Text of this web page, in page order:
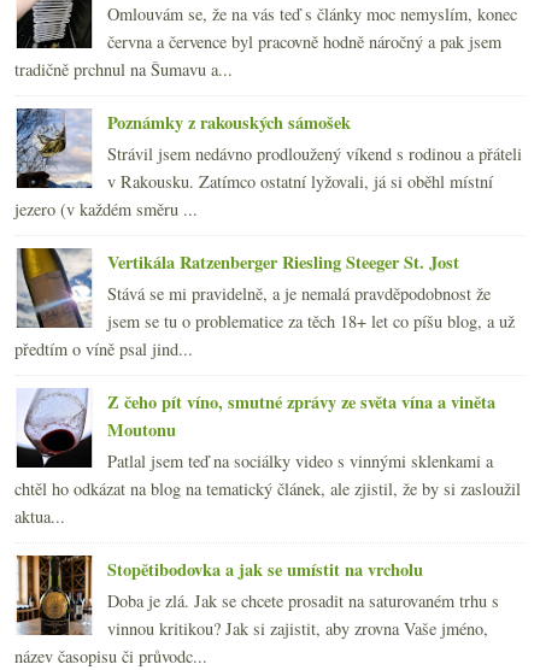
Omlouvám se, že na vás teď s články moc nemyslím, konec
června a července byl pracovně hodně náročný a pak jsem
tradičně prchnul na Šumavu a...
Poznámky z rakouských sámošek
Strávil jsem nedávno prodloužený víkend s rodinou a přáteli
v Rakousku. Zatímco ostatní lyžovali, já si oběhl místní
jezero (v každém směru ...
Vertikála Ratzenberger Riesling Steeger St. Jost
Stává se mi pravidelně, a je nemalá pravděpodobnost že
jsem se tu o problematice za těch 18+ let co píšu blog, a už
předtím o víně psal jind...
Z čeho pít víno, smutné zprávy ze světa vína a viněta
Moutonu
Patlal jsem teď na sociálky video s vinnými sklenkami a
chtěl ho odkázat na blog na tematický článek, ale zjistil, že by si zasloužil
aktua...
Stopětibodovka a jak se umístit na vrcholu
Doba je zlá. Jak se chcete prosadit na saturovaném trhu s
vinnou kritikou? Jak si zajistit, aby zrovna Vaše jméno,
název časopisu či průvodc...